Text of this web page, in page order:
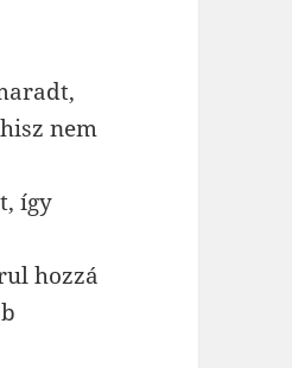
nem
így
hozzá